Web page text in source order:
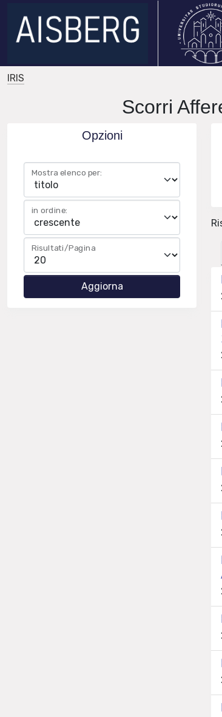
IRIS
Scorri
Opzioni
Mostra elenco per:
in ordine:
Risultati/Pagina